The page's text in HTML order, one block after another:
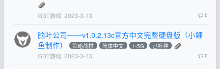
GBT游戏 2023-3-13 0
脑叶公司——v1.0.2.13c官方中文完整硬盘版（小鲤
鱼制作）
策略战棋 简体中文 1-5G 已补种
GBT游戏 2023-3-13 0